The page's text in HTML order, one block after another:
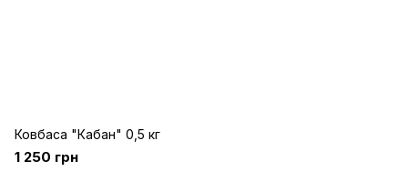
Ковбаса "Кабан" 0,5 кг
1 250 грн